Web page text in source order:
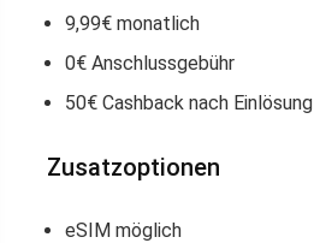
9,99€ monatlich
0€ Anschlussgebühr
50€ Cashback nach Einlösung
Zusatzoptionen
eSIM möglich